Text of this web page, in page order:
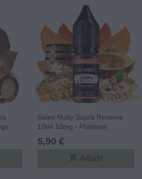
Sales Nutty Supra Reserve
10ml 10mg - Platinum
Edition
5,90 €
add_shopping_cart Añadir